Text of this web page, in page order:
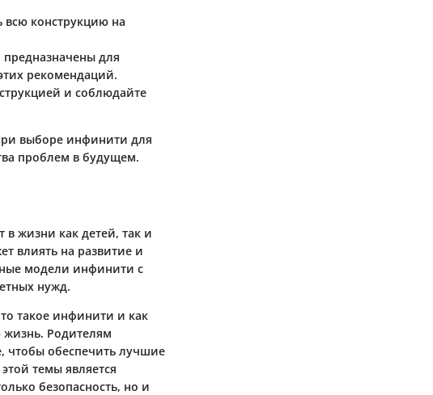
всю конструкцию на
для
рекомендаций.
и соблюдайте
выборе инфинити для
проблем в будущем.
жизни как детей, так и
влиять на развитие и
модели инфинити с
нужд.
такое инфинити и как
жизнь. Родителям
чтобы обеспечить лучшие
темы является
безопасность, но и